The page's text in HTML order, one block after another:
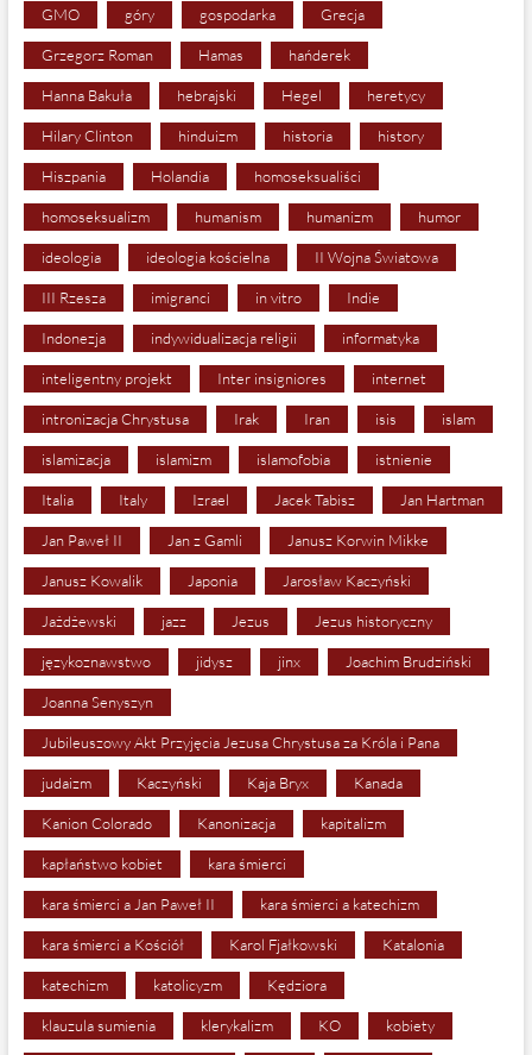
GMO góry gospodarka Grecja
Grzegorz Roman Hamas hańderek
Hanna Bakuła hebrajski Hegel heretycy
Hilary Clinton hinduizm historia history
Hiszpania Holandia homoseksualiści
homoseksualizm humanism humanizm humor
ideologia ideologia kościelna II Wojna Światowa
III Rzesza imigranci in vitro Indie
Indonezja indywidualizacja religii informatyka
inteligentny projekt Inter insigniores internet
intronizacja Chrystusa Irak Iran isis islam
islamizacja islamizm islamofobia istnienie
Italia Italy Izrael Jacek Tabisz Jan Hartman
Jan Paweł II Jan z Gamli Janusz Korwin Mikke
Janusz Kowalik Japonia Jarosław Kaczyński
Jażdżewski jazz Jezus Jezus historyczny
językoznawstwo jidysz jinx Joachim Brudziński
Joanna Senyszyn
Jubileuszowy Akt Przyjęcia Jezusa Chrystusa za Króla i Pana
judaizm Kaczyński Kaja Bryx Kanada
Kanion Colorado Kanonizacja kapitalizm
kapłaństwo kobiet kara śmierci
kara śmierci a Jan Paweł II kara śmierci a katechizm
kara śmierci a Kościół Karol Fjałkowski Katalonia
katechizm katolicyzm Kędziora
klauzula sumienia klerykalizm KO kobiety